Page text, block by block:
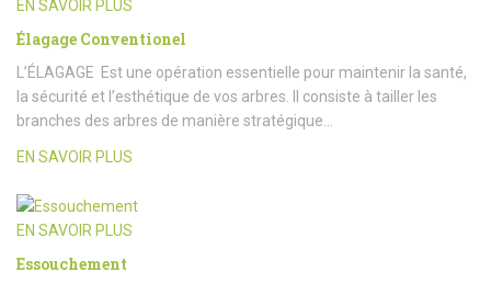
EN SAVOIR PLUS
Élagage Conventionel
L’ÉLAGAGE Est une opération essentielle pour maintenir la santé,
la sécurité et l’esthétique de vos arbres. Il consiste à tailler les
branches des arbres de manière stratégique…
EN SAVOIR PLUS
EN SAVOIR PLUS
Essouchement